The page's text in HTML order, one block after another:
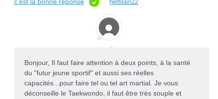
c’est la bonne réponse
herblain22
Bonjour, Il faut faire attention à deux points, à la santé
du "futur jeune sportif" et aussi ses réelles
capacités...pour faire tel ou tel art martial. Je vous
déconseille le Taekwondo, il faut être très souple et